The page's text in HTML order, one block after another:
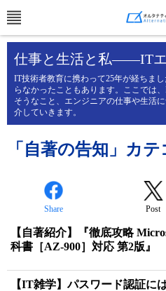
仕事と生活と私――IT
IT技術者教育に携わって25年が経ちま
らなかったこともあります。ここでは
そうなこと、エンジニアの仕事や生活
介していきます。
「自著の告知」カ
Share Post
【自著紹介】『徹底攻略
科書［AZ-900］対応 第2版』
【IT雑学】パスワード認証に